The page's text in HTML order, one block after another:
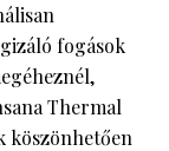
fogások
Thermal
köszönhetően